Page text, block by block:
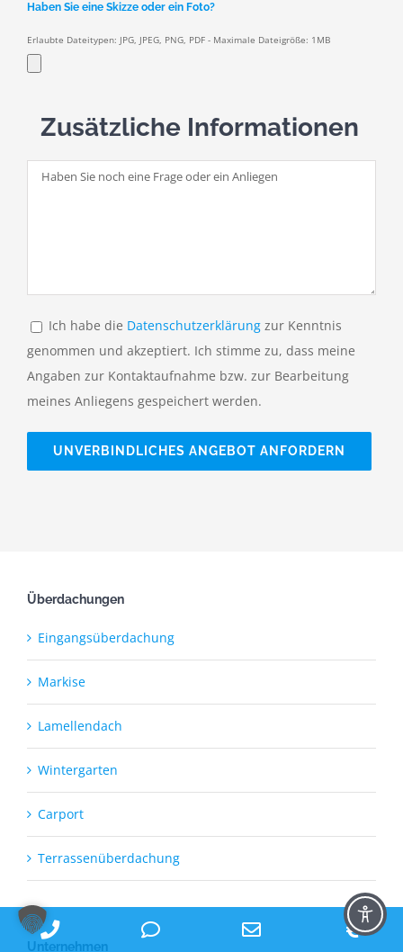
Haben Sie eine Skizze oder ein Foto?
Erlaubte Dateitypen: JPG, JPEG, PNG, PDF - Maximale Dateigröße: 1MB
Zusätzliche Informationen
Ich habe die Datenschutzerklärungzur Kenntnis
genommen und akzeptiert. Ich stimme zu, dass meine
Angaben zur Kontaktaufnahme bzw. zur Bearbeitung
meines Anliegens gespeichert werden.
Überdachungen
Eingangsüberdachung
Markise
Lamellendach
Wintergarten
Carport
Terrassenüberdachung
Unternehmen